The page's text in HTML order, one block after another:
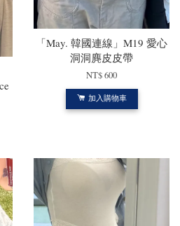
「May. 韓國連線」M19 愛心
洞洞麂皮皮帶
NT$ 600
加入購物車